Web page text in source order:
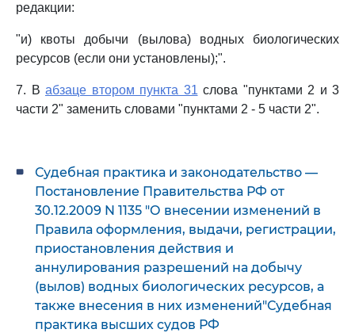
редакции:
"и) квоты добычи (вылова) водных биологических
ресурсов (если они установлены);".
7. В абзаце втором пункта 31 слова "пунктами 2 и 3
части 2" заменить словами "пунктами 2 - 5 части 2".
Судебная практика и законодательство —
Постановление Правительства РФ от
30.12.2009 N 1135 "О внесении изменений в
Правила оформления, выдачи, регистрации,
приостановления действия и
аннулирования разрешений на добычу
(вылов) водных биологических ресурсов, а
также внесения в них изменений"Судебная
практика высших судов РФ